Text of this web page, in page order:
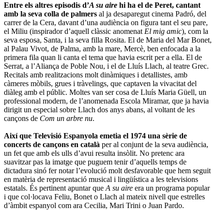
Entre els altres episodis d’A su aire hi ha el de Peret, cantant
amb la seva colla de palmers al ja desaparegut cinema Padró, del
carrer de la Cera, davant d’una audiència on figura tant el seu pare,
el Miliu (inspirador d’aquell clàssic anomenat El mig amic), com la
seva esposa, Santa, i la seva filla Rosita. El de Maria del Mar Bonet,
al Palau Vivot, de Palma, amb la mare, Mercè, ben enfocada a la
primera fila quan li canta el tema que havia escrit per a ella. El de
Serrat, a l’Aliança de Poble Nou, i el de Lluís Llach, al teatre Grec.
Recitals amb realitzacions molt dinàmiques i detallistes, amb
càmeres mòbils, grues i tràvelings, que captaven la vivacitat del
diàleg amb el públic. Moltes van ser cosa de Lluís Maria Güell, un
professional modern, de l’anomenada Escola Miramar, que ja havia
dirigit un especial sobre Llach dos anys abans, al voltant de les
cançons de Com un arbre nu.
Així que Televisió Espanyola emetia el 1974 una sèrie de
concerts de cançons en català per al conjunt de la seva audiència,
un fet que amb els ulls d’avui resulta insòlit. No pretenc ara
suavitzar pas la imatge que puguem tenir d’aquells temps de
dictadura sinó fer notar l’evolució molt desfavorable que hem seguit
en matèria de representació musical i lingüística a les televisions
estatals. És pertinent apuntar que A su aire era un programa popular
i que col·locava Feliu, Bonet o Llach al mateix nivell que estrelles
d’àmbit espanyol com ara Cecilia, Mari Trini o Juan Pardo.